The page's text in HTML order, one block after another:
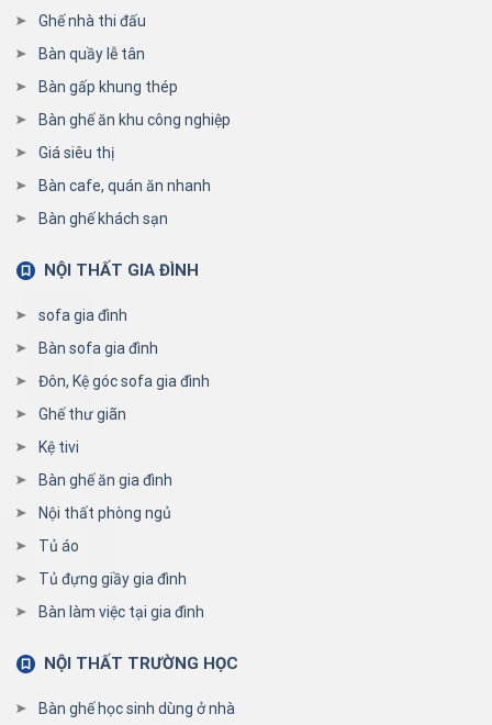
Ghế nhà thi đấu
Bàn quầy lễ tân
Bàn gấp khung thép
Bàn ghế ăn khu công nghiệp
Giá siêu thị
Bàn cafe, quán ăn nhanh
Bàn ghế khách sạn
NỘI THẤT GIA ĐÌNH
sofa gia đình
Bàn sofa gia đình
Đôn, Kệ góc sofa gia đình
Ghế thư giãn
Kệ tivi
Bàn ghế ăn gia đình
Nội thất phòng ngủ
Tủ áo
Tủ đựng giầy gia đình
Bàn làm việc tại gia đình
NỘI THẤT TRƯỜNG HỌC
Bàn ghế học sinh dùng ở nhà